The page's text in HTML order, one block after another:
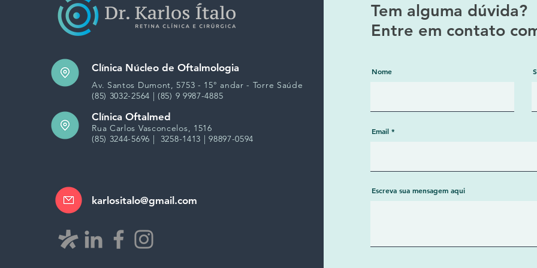
Av. Santos Dumont, 5753 - 15° andar - Torre Saúde
(85) 3032-2564 | (85) 9 9987-4885
Clínica Núcleo de Oftalmologia
Clínica Oftalmed
Rua Carlos Vasconcelos, 1516
(85) 3244-5696 | 3258-1413 | 98897-0594
karlositalo@gmail.com
Tem alguma dúvida?
Entre em contato
Nome
Email
Escreva sua mensagem aqui